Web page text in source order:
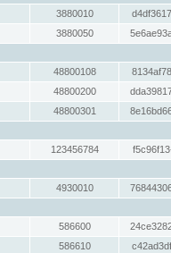
3880010
3880050
48800108
48800200
48800301
123456784
4930010
586600
586610